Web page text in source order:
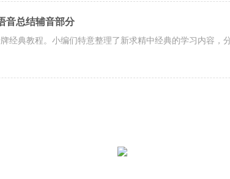
音总结辅音部分
经典教程。小编们特意整理了新求精中经典的学习内容，